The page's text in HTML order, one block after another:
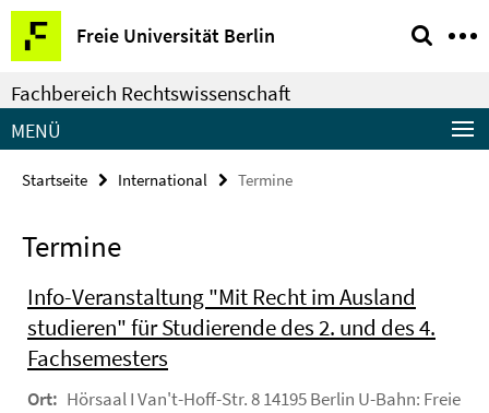
Springe
direkt
zu
Inhalt
Freie Universität Berlin
Service-
Navigation
Fachbereich Rechtswissenschaft
MENÜ
Startseite International Termine
Termine
Info-Veranstaltung "Mit Recht im Ausland
studieren" für Studierende des 2. und des 4.
Fachsemesters
Ort: Hörsaal I Van't-Hoff-Str. 8 14195 Berlin U-Bahn: Freie